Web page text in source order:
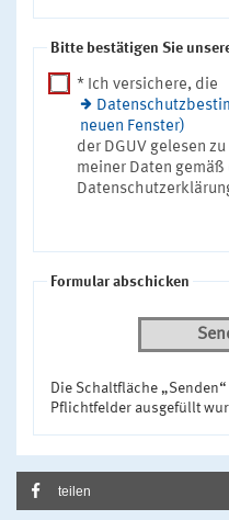
Bitte bestätigen Sie
* Ich versichere, die
neuen Fenster)
der DGUV gelesen
meiner Daten gemäß
Formular abschicken
Die Schaltfläche
Pflichtfelder ausgefüllt
teilen